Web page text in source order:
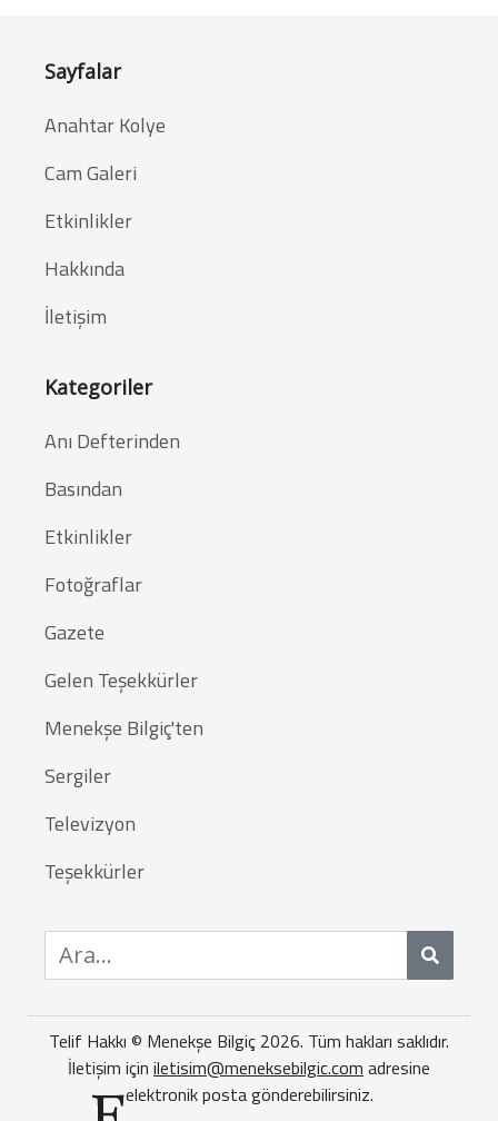
Sayfalar
Anahtar Kolye
Cam Galeri
Etkinlikler
Hakkında
İletişim
Kategoriler
Anı Defterinden
Basından
Etkinlikler
Fotoğraflar
Gazete
Gelen Teşekkürler
Menekşe Bilgiç'ten
Sergiler
Televizyon
Teşekkürler
Ara
Telif Hakkı © Menekşe Bilgiç 2026. Tüm hakları saklıdır.
İletişim için iletisim@meneksebilgic.com adresine
elektronik posta gönderebilirsiniz.